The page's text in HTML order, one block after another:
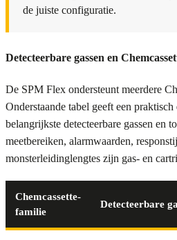
de juiste configuratie.
Detecteerbare gassen en
De SPM Flex ondersteunt meerdere
Onderstaande tabel geeft een
belangrijkste detecteerbare gassen en
meetbereiken, alarmwaarden,
monsterleidinglengtes zijn gas- en
Chemcassette-
familie
Detecteerbare